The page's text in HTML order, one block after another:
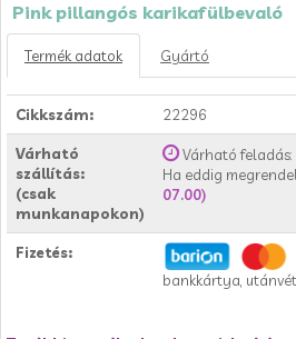
Pink pillangós karikafülbevaló
Termék adatok Gyártó
Cikkszám: 22296
Várható
szállítás:
(csak
munkanapokon)
Várható feladás:
Ha eddig
07.00)
Fizetés:
bankkártya, utánvét